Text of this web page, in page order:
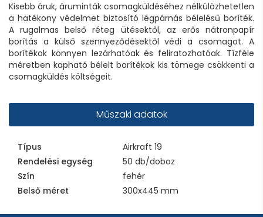
Kisebb áruk, áruminták csomagküldéséhez nélkülözhetetlen
a hatékony védelmet biztosító légpárnás bélelésű boríték.
A rugalmas belső réteg ütésektől, az erős nátronpapír
borítás a külső szennyeződésektől védi a csomagot. A
borítékok könnyen lezárhatóak és feliratozhatóak. Tízféle
méretben kapható bélelt borítékok kis tömege csökkenti a
csomagküldés költségeit.
Műszaki adatok
Típus
Airkraft 19
Rendelési egység
50 db/doboz
Szín
fehér
Belső méret
300x445 mm